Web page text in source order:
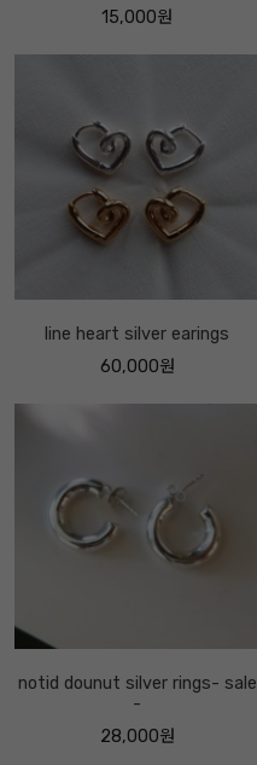
15,000원
line heart silver earings
60,000원
notid dounut silver rings- sale
-
28,000원